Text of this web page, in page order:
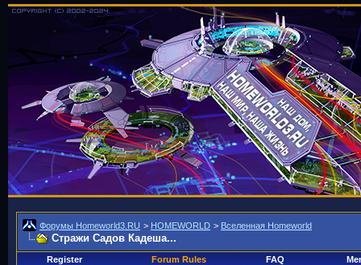
Форумы Homeworld3.RU > HOMEWORLD > Вселенная Homeworld
Стражи Садов Кадеша...
Register Forum Rules FAQ